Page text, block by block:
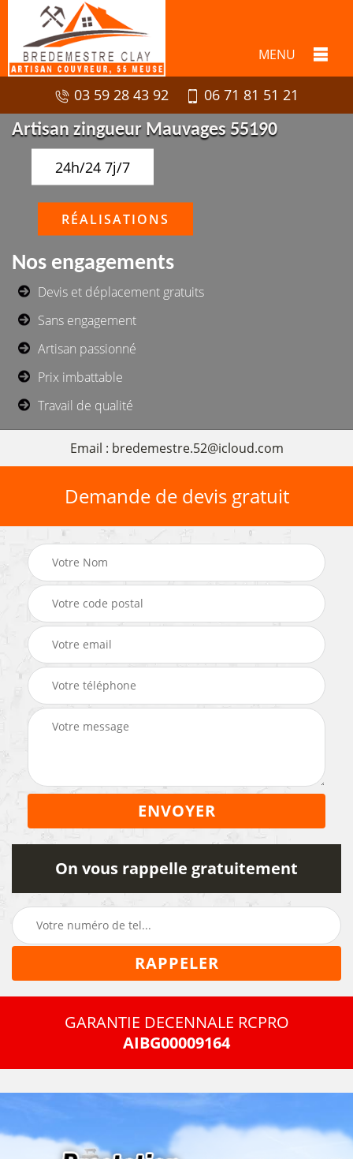
MENU
03 59 28 43 92
06 71 81 51 21
Artisan zingueur Mauvages 55190
24h/24 7j/7
RÉALISATIONS
Nos engagements
Devis et déplacement gratuits
Sans engagement
Artisan passionné
Prix imbattable
Travail de qualité
Email : bredemestre.52@icloud.com
Demande de devis gratuit
On vous rappelle gratuitement
GARANTIE DECENNALE RCPRO
AIBG00009164